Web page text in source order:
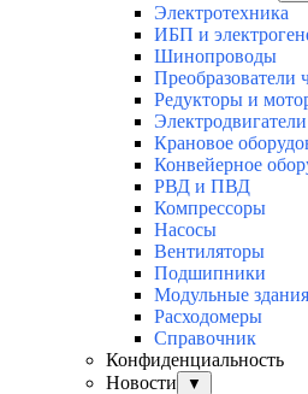
Электротехника
ИБП и
Шинопроводы
Преобразователи
Редукторы и
Электродвигатели
Крановое
Конвейерное
РВД и ПВД
Компрессоры
Насосы
Вентиляторы
Подшипники
Модульные здания
Расходомеры
Справочник
Конфиденциальность
Новости
▼